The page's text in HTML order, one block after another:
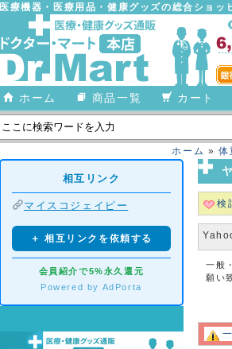
医療機器・医療用品・健康グッズの総合ショ
ホーム 商品一覧 カート
ホーム » 体
検
一般
願い
相互リンク
マイスコジェイピー
＋ 相互リンクを依頼する
会員紹介で5%永久還元
Powered by AdPorta